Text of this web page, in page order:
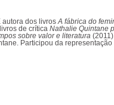
autora dos livrosA fábrica do
de críticaNathalie Quintane
sobre valor e literatura
Participou da